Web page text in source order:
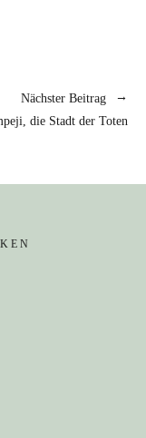
Nächster Beitrag
die Stadt der Toten